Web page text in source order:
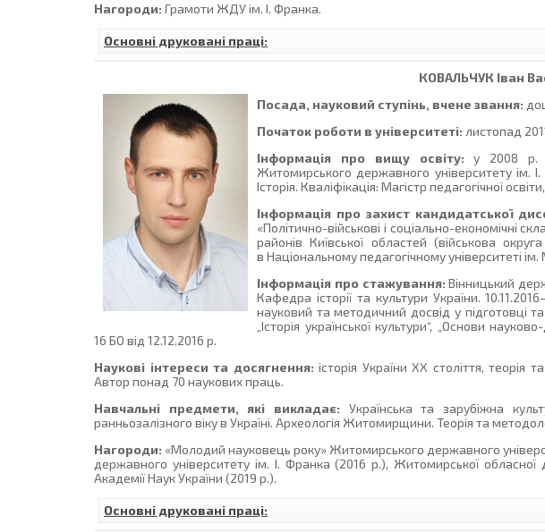
Нагороди: Грамоти ЖДУ ім. І. Франка.
Основні друковані праці:
КОВАЛЬЧУК Іван
Посада, науковий ступінь, вчене звання:
Початок роботи в університеті: листопад
Інформація про вищу освіту: у 2008 р. з
Житомирського державного університету ім. І.
Історія. Кваліфікація: Магістр педагогічної
Інформація про захист кандидатської
«Політично-військові і соціально-економічні
районів Київської областей (військова
в Національному педагогічному університеті
Інформація про стажування: Вінницький
Кафедра історії та культури України.
науковий та методичний досвід у підготовці
„Історія української культури“, „Основи
16 БО від 12.12.2016 р.
Наукові інтереси та досягнення: історія України ХХ століття, теорія
Автор понад 70 наукових праць.
Навчальні предмети, які викладає: Українська та зарубіжна
ранньозалізного віку в Україні. Археологія Житомирщини. Теорія та
Нагороди: «Молодий науковець року» Житомирського державного
державного університету ім. І. Франка (2016 р.), Житомирської обласної
Академії Наук України (2019 р.).
Основні друковані праці: